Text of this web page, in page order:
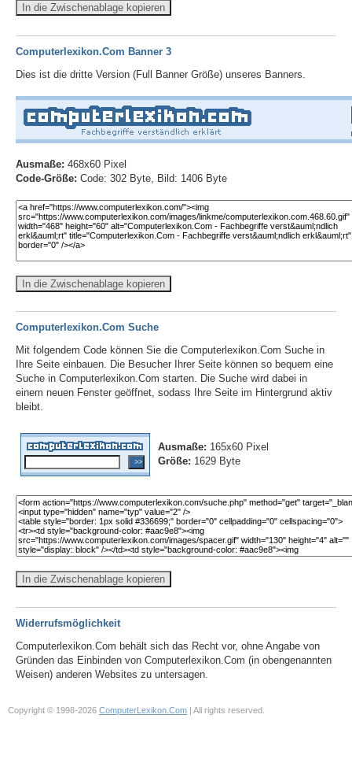
In die Zwischenablage kopieren
Computerlexikon.Com Banner 3
Dies ist die dritte Version (Full Banner Größe) unseres Banners.
Ausmaße: 468x60 Pixel
Code-Größe: Code: 302 Byte, Bild: 1406 Byte
In die Zwischenablage kopieren
Computerlexikon.Com Suche
Mit folgendem Code können Sie die Computerlexikon.Com Suche in
Ihre Seite einbauen. Die Besucher Ihrer Seite können so bequem eine
Suche in Computerlexikon.Com starten. Die Suche wird dabei in
einem neuen Fenster geöffnet, sodass Ihre Seite im Hintergrund aktiv
bleibt.
Ausmaße: 165x60 Pixel
Größe: 1629 Byte
In die Zwischenablage kopieren
Widerrufsmöglichkeit
Computerlexikon.Com behält sich das Recht vor, ohne Angabe von
Gründen das Einbinden von Computerlexikon.Com (in obengenannten
Weisen) anderen Websites zu untersagen.
Copyright © 1998-2026 ComputerLexikon.Com | All rights reserved.